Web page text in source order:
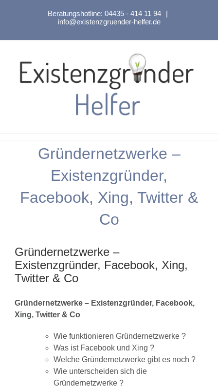
Beratungshotline: 04435 - 414 11 94
|
info@existenzgruender-helfer.de
Gründernetzwerke –
Existenzgründer,
Facebook, Xing, Twitter &
Co
Gründernetzwerke –
Existenzgründer, Facebook, Xing,
Twitter & Co
Gründernetzwerke – Existenzgründer, Facebook,
Xing, Twitter & Co
Wie funktionieren Gründernetzwerke ?
Was ist Facebook und Xing ?
Welche Gründernetzwerke gibt es noch ?
Wie unterscheiden sich die
Gründernetzwerke ?